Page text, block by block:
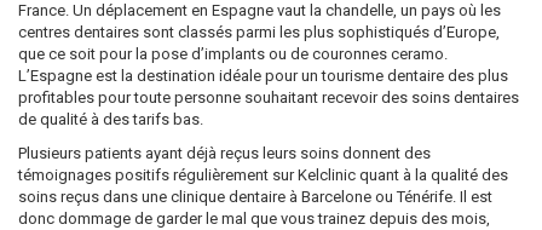
France. Un déplacement en Espagne vaut la chandelle, un pays où les
centres dentaires sont classés parmi les plus sophistiqués d’Europe,
que ce soit pour la pose d’implants ou de couronnes ceramo.
L’Espagne est la destination idéale pour un tourisme dentaire des plus
profitables pour toute personne souhaitant recevoir des soins dentaires
de qualité à des tarifs bas.
Plusieurs patients ayant déjà reçus leurs soins donnent des
témoignages positifs régulièrement sur Kelclinic quant à la qualité des
soins reçus dans une clinique dentaire à Barcelone ou Ténérife. Il est
donc dommage de garder le mal que vous trainez depuis des mois,